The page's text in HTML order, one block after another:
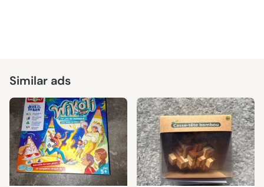
Similar ads